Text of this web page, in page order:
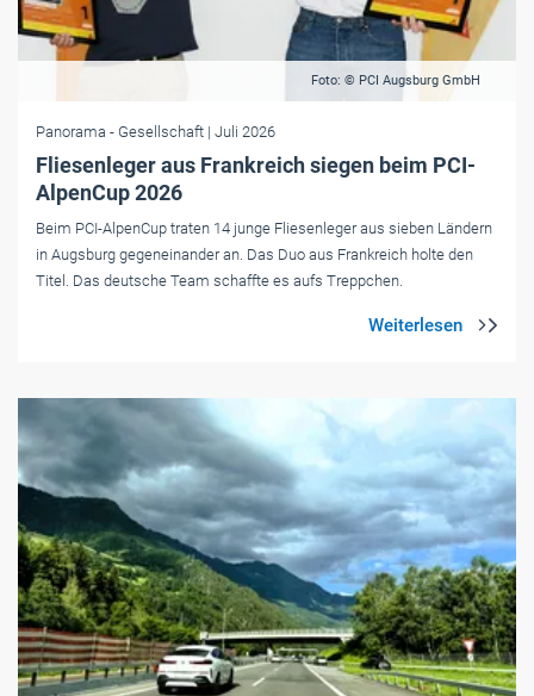
Foto: © PCI Augsburg GmbH
Panorama - Gesellschaft | Juli 2026
Fliesenleger aus Frankreich siegen beim PCI-
AlpenCup 2026
Beim PCI-AlpenCup traten 14 junge Fliesenleger aus sieben Ländern
in Augsburg gegeneinander an. Das Duo aus Frankreich holte den
Titel. Das deutsche Team schaffte es aufs Treppchen.